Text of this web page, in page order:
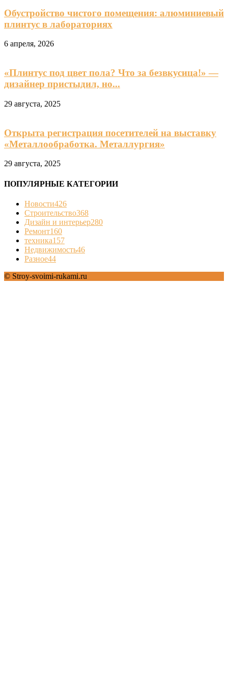
Обустройство чистого помещения: алюминиевый
плинтус в лабораториях
6 апреля, 2026
«Плинтус под цвет пола? Что за безвкусица!» —
дизайнер пристыдил, но...
29 августа, 2025
Открыта регистрация посетителей на выставку
«Металлообработка. Металлургия»
29 августа, 2025
ПОПУЛЯРНЫЕ КАТЕГОРИИ
Новости426
Строительство368
Дизайн и интерьер280
Ремонт160
техника157
Недвижимость46
Разное44
© Stroy-svoimi-rukami.ru